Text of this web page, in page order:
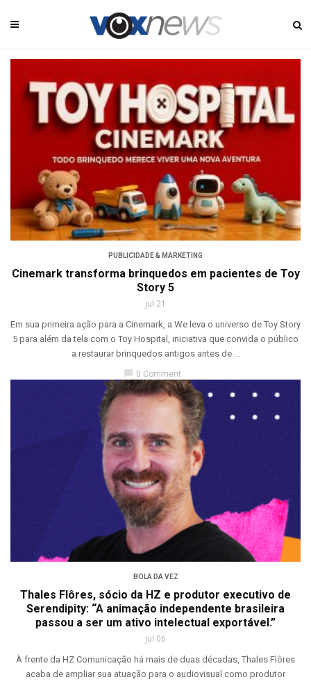
PUBLICIDADE & MARKETING
Cinemark transforma brinquedos em pacientes de Toy
Story 5
jul 21
Em sua primeira ação para a Cinemark, a We leva o universo de Toy Story
5 para além da tela com o Toy Hospital, iniciativa que convida o público
a restaurar brinquedos antigos antes de ...
chat_bubble 0 Comment
BOLA DA VEZ
Thales Flôres, sócio da HZ e produtor executivo de
Serendipity: “A animação independente brasileira
passou a ser um ativo intelectual exportável.”
jul 06
À frente da HZ Comunicação há mais de duas décadas, Thales Flôres
acaba de ampliar sua atuação para o audiovisual como produtor